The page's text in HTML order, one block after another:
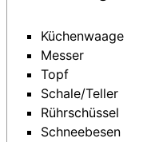
Küchenwaage
Messer
Topf
Schale/Teller
Rührschüssel
Schneebesen